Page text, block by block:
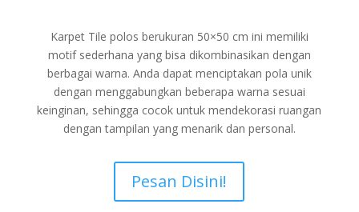
Karpet Tile polos berukuran 50×50 cm ini memiliki
motif sederhana yang bisa dikombinasikan dengan
berbagai warna. Anda dapat menciptakan pola unik
dengan menggabungkan beberapa warna sesuai
keinginan, sehingga cocok untuk mendekorasi ruangan
dengan tampilan yang menarik dan personal.
Pesan Disini!